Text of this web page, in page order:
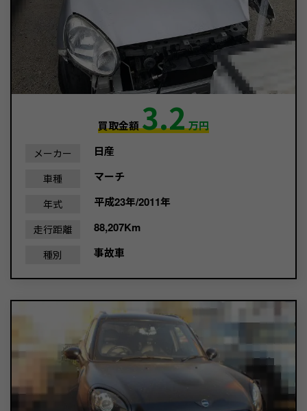
買取金額3.2万円
メーカー 日産
車種 マーチ
年式 平成23年/2011年
走行距離 88,207Km
種別 事故車